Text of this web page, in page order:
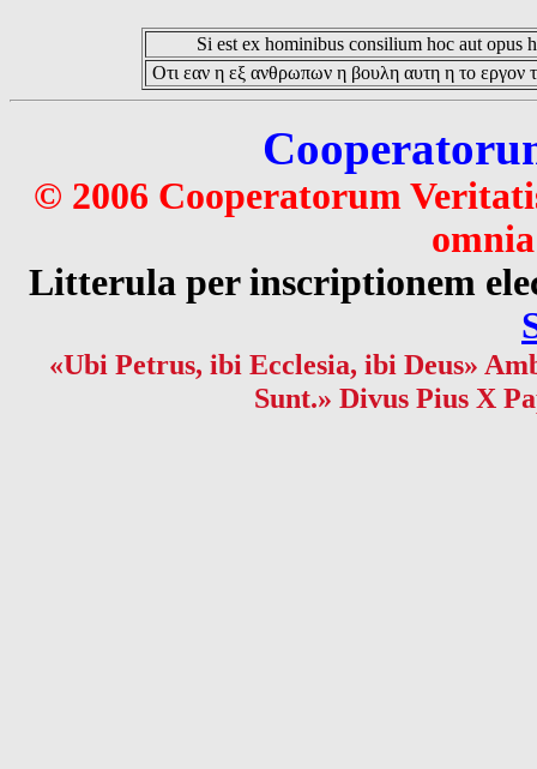
Si est ex hominibus consilium hoc aut opus
Οτι εαν η εξ ανθρωπων η βουλη αυτη η το εργον
© 2006 Cooperatorum
Litterula per inscriptionem
«Ubi Petrus, ibi Ecclesia, ibi Deus»
Sunt.» Divus Pius X